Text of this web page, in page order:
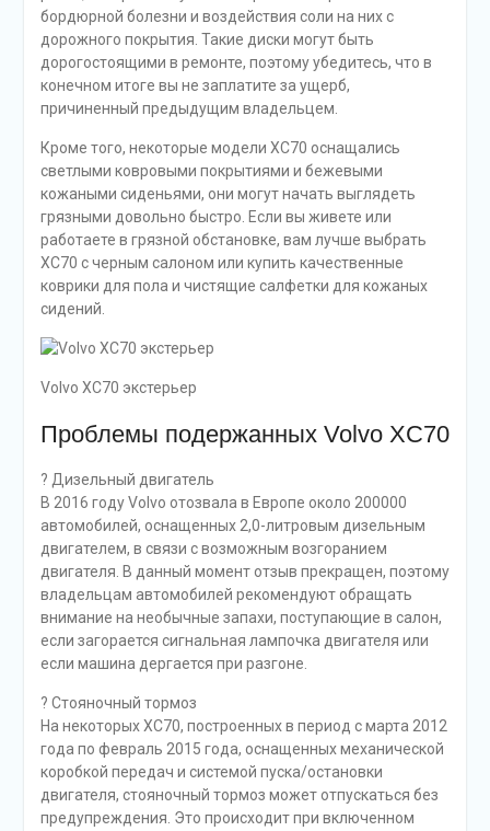
бордюрной болезни и воздействия соли на них с
дорожного покрытия. Такие диски могут быть
дорогостоящими в ремонте, поэтому убедитесь, что в
конечном итоге вы не заплатите за ущерб,
причиненный предыдущим владельцем.
Кроме того, некоторые модели XC70 оснащались
светлыми ковровыми покрытиями и бежевыми
кожаными сиденьями, они могут начать выглядеть
грязными довольно быстро. Если вы живете или
работаете в грязной обстановке, вам лучше выбрать
XC70 с черным салоном или купить качественные
коврики для пола и чистящие салфетки для кожаных
сидений.
Volvo XC70 экстерьер
Проблемы подержанных Volvo XC70
? Дизельный двигатель
В 2016 году Volvo отозвала в Европе около 200000
автомобилей, оснащенных 2,0-литровым дизельным
двигателем, в связи с возможным возгоранием
двигателя. В данный момент отзыв прекращен, поэтому
владельцам автомобилей рекомендуют обращать
внимание на необычные запахи, поступающие в салон,
если загорается сигнальная лампочка двигателя или
если машина дергается при разгоне.
? Стояночный тормоз
На некоторых XC70, построенных в период с марта 2012
года по февраль 2015 года, оснащенных механической
коробкой передач и системой пуска/остановки
двигателя, стояночный тормоз может отпускаться без
предупреждения. Это происходит при включенном